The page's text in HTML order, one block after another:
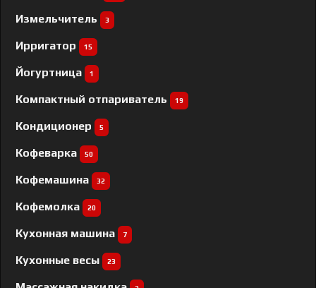
Измельчитель 3
Ирригатор 15
Йогуртница 1
Компактный отпариватель 19
Кондиционер 5
Кофеварка 50
Кофемашина 32
Кофемолка 20
Кухонная машина 7
Кухонные весы 23